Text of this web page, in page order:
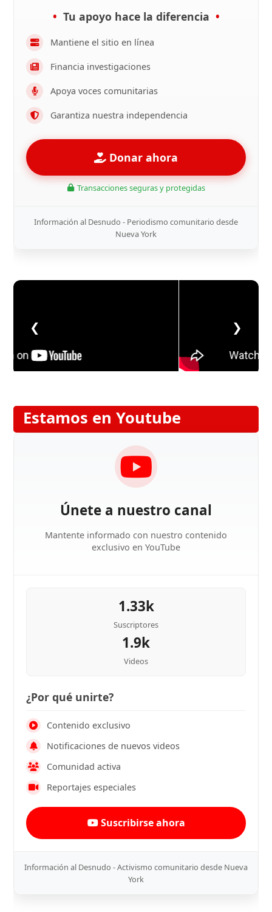
Tu apoyo hace la diferencia
Mantiene el sitio en línea
Financia investigaciones
Apoya voces comunitarias
Garantiza nuestra independencia
Donar ahora
Transacciones seguras y protegidas
Información al Desnudo - Periodismo comunitario desde
Nueva York
❮ ❯
Estamos en Youtube
Únete a nuestro canal
Mantente informado con nuestro contenido
exclusivo en YouTube
1.33k
Suscriptores
1.9k
Videos
¿Por qué unirte?
Contenido exclusivo
Notificaciones de nuevos videos
Comunidad activa
Reportajes especiales
Suscribirse ahora
Información al Desnudo - Activismo comunitario desde Nueva
York